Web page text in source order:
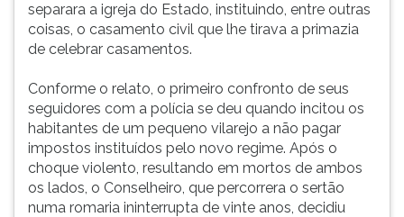
separara a igreja do Estado, instituindo, entre outras
coisas, o casamento civil que lhe tirava a primazia
de celebrar casamentos.
Conforme o relato, o primeiro confronto de seus
seguidores com a polícia se deu quando incitou os
habitantes de um pequeno vilarejo a não pagar
impostos instituídos pelo novo regime. Após o
choque violento, resultando em mortos de ambos
os lados, o Conselheiro, que percorrera o sertão
numa romaria ininterrupta de vinte anos, decidiu